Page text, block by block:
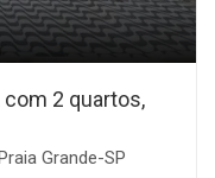
com 2 quartos,
Grande-SP